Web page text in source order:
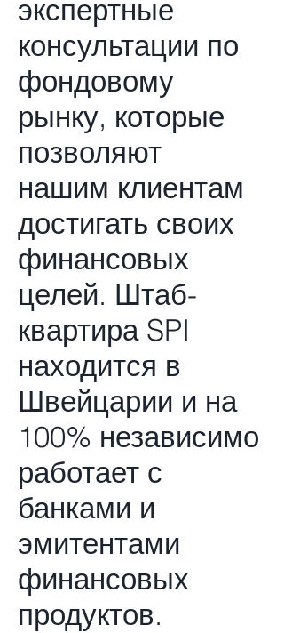
экспертные
консультации по
фондовому
рынку, которые
позволяют
нашим клиентам
достигать своих
финансовых
целей. Штаб-
квартира SPI
находится в
Швейцарии и на
100% независимо
работает с
банками и
эмитентами
финансовых
продуктов.